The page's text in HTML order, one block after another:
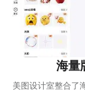
海量
美图设计室整合了